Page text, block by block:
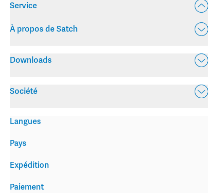
Service
À propos de Satch
Downloads
Société
Expédition
Paiement
Langues
Pays